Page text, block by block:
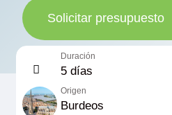
Solicitar presupuesto
Duración
5 días
Origen
Burdeos